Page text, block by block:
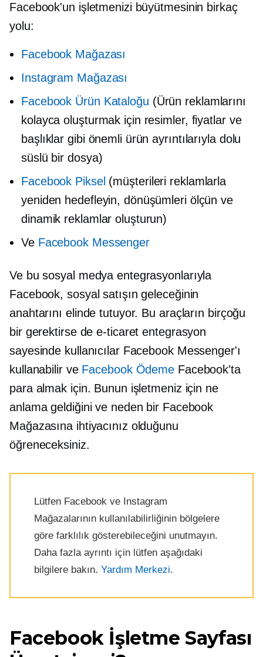
Facebook'un işletmenizi büyütmesinin birkaç
yolu:
Facebook Mağazası
Instagram Mağazası
Facebook Ürün Kataloğu (Ürün reklamlarını
kolayca oluşturmak için resimler, fiyatlar ve
başlıklar gibi önemli ürün ayrıntılarıyla dolu
süslü bir dosya)
Facebook Piksel (müşterileri reklamlarla
yeniden hedefleyin, dönüşümleri ölçün ve
dinamik reklamlar oluşturun)
Ve Facebook Messenger
Ve bu sosyal medya entegrasyonlarıyla
Facebook, sosyal satışın geleceğinin
anahtarını elinde tutuyor. Bu araçların birçoğu
bir gerektirse dee-ticaret entegrasyon
sayesinde kullanıcılar Facebook Messenger'ı
kullanabilir ve Facebook Ödeme Facebook'ta
para almak için. Bunun işletmeniz için ne
anlama geldiğini ve neden bir Facebook
Mağazasına ihtiyacınız olduğunu
öğreneceksiniz.
Lütfen Facebook ve Instagram
Mağazalarının kullanılabilirliğinin bölgelere
göre farklılık gösterebileceğini unutmayın.
Daha fazla ayrıntı için lütfen aşağıdaki
bilgilere bakın. Yardım Merkezi.
Facebook İşletme Sayfası